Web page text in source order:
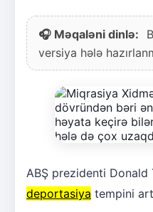
🎧 Məqaləni dinlə:
versiya hələ
ABŞ prezidenti Donald
deportasiya tempini